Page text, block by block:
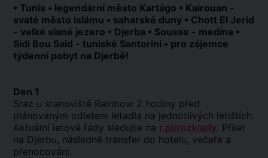
• Tunis • legendární město Kartágo • Kairouan -
svaté město islámu • saharské duny • Chott El Jerid
- velké slané jezero • Djerba • Sousse - medína •
Sidi Bou Said - tuniské Santorini • pro zájemce
týdenní pobyt na Djerbě!
Den 1
Sraz u stanoviště Rainbow 2 hodiny před
plánovaným odletem letadla na jednotlivých letištích.
Aktuální letové řády sledujte na r.pl/rozklady. Přílet
na Djerbu, následně transfer do hotelu, večeře a
přenocování.